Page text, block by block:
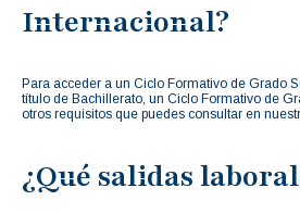
Internacional?
Para acceder a un Ciclo Formativo de Grado
título de Bachillerato, un Ciclo Formativo de
otros requisitos que puedes consultar en
¿Qué salidas